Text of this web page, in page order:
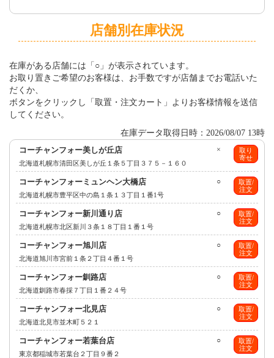
店舗別在庫状況
在庫がある店舗には「○」が表示されています。
お取り置きご希望のお客様は、お手数ですが店舗までお電話いた
だくか、
ボタンをクリックし「取置・注文カート」よりお客様情報を送信
してください。
在庫データ取得日時：2026/08/07 13時
取り
寄せ
×
コーチャンフォー美しが丘店
北海道札幌市清田区美しが丘１条５丁目３７５－１６０
取置/
注文
○
コーチャンフォーミュンヘン大橋店
北海道札幌市豊平区中の島１条１３丁目１番1号
取置/
注文
○
コーチャンフォー新川通り店
北海道札幌市北区新川３条１８丁目１番１号
取置/
注文
○
コーチャンフォー旭川店
北海道旭川市宮前１条２丁目４番１号
取置/
注文
○
コーチャンフォー釧路店
北海道釧路市春採７丁目１番２４号
取置/
注文
○
コーチャンフォー北見店
北海道北見市並木町５２１
取置/
注文
○
コーチャンフォー若葉台店
東京都稲城市若葉台２丁目９番２